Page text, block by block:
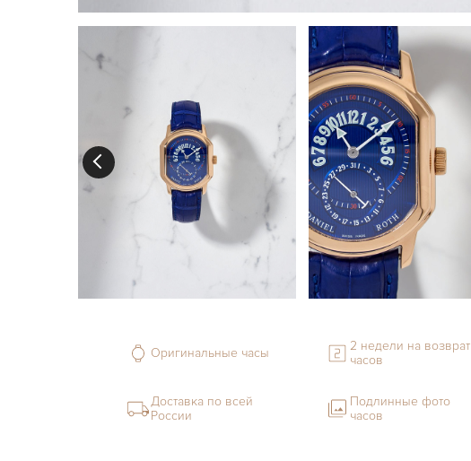
Оригинальные часы
2 недели на возврат
часов
Доставка по всей
России
Подлинные фото
часов